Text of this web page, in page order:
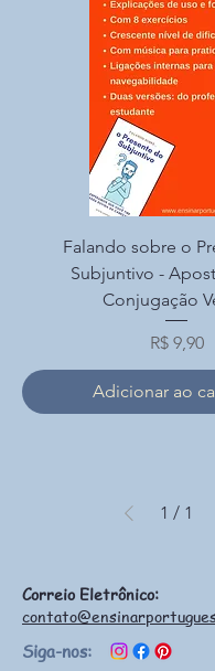
Falando sobre o
Subjuntivo -
Conjugação
Preço
R$ 9,90
Adicionar ao
1 / 1
Correio Eletrônico:
Siga-nos: